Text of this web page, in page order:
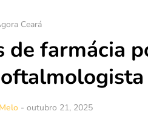
Ceará
de farmácia
- outubro 21, 2025